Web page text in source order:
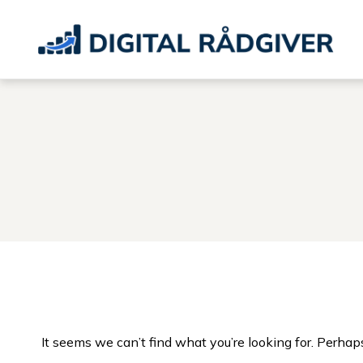
content
It seems we can’t find what you’re looking for.